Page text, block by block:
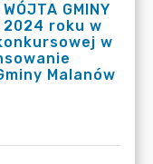
GMINY
2024 roku w
w
Malanów